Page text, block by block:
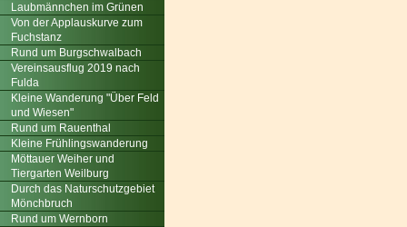
Laubmännchen im Grünen
Von der Applauskurve zum
Fuchstanz
Rund um Burgschwalbach
Vereinsausflug 2019 nach
Fulda
Kleine Wanderung "Über Feld
und Wiesen"
Rund um Rauenthal
Kleine Frühlingswanderung
Möttauer Weiher und
Tiergarten Weilburg
Durch das Naturschutzgebiet
Mönchbruch
Rund um Wernborn